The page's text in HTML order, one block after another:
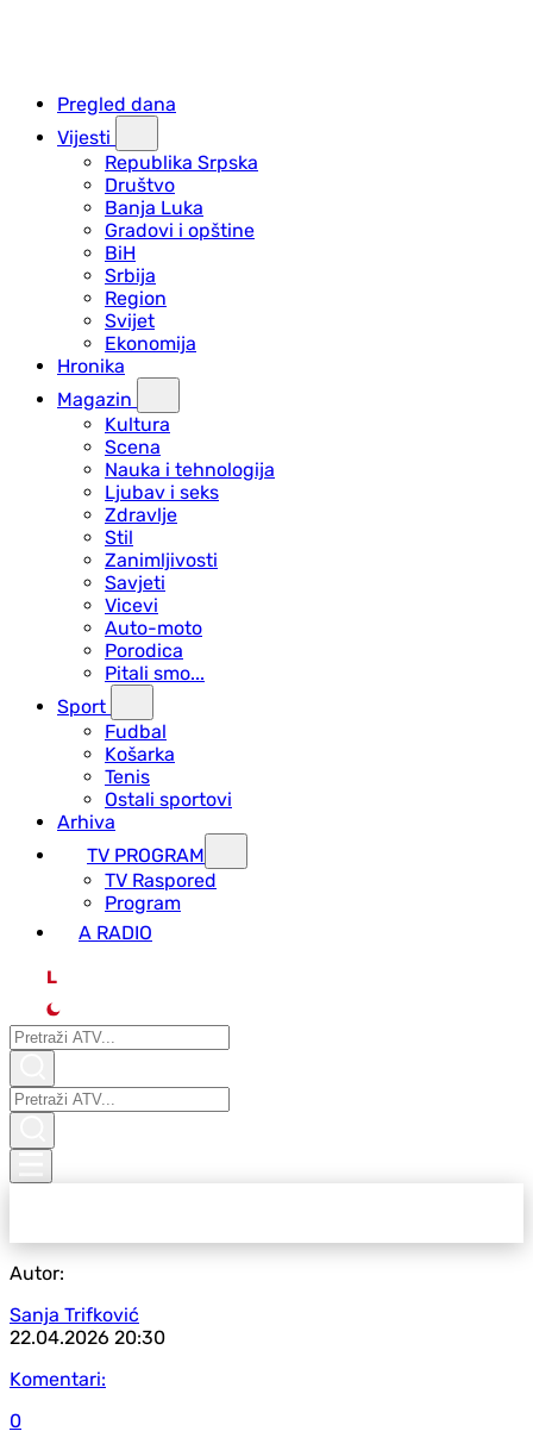
Pregled dana
Vijesti
Republika Srpska
Društvo
Banja Luka
Gradovi i opštine
BiH
Srbija
Region
Svijet
Ekonomija
Hronika
Magazin
Kultura
Scena
Nauka i tehnologija
Ljubav i seks
Zdravlje
Stil
Zanimljivosti
Savjeti
Vicevi
Auto-moto
Porodica
Pitali smo...
Sport
Fudbal
Košarka
Tenis
Ostali sportovi
Arhiva
TV PROGRAM
ТV Raspored
Program
A RADIO
L
Autor:
Sanja Trifković
22.04.2026 20:30
Komentari:
0